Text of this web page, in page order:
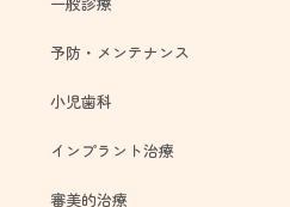
予防・メンテナンス
小児歯科
インプラント治療
審美的治療